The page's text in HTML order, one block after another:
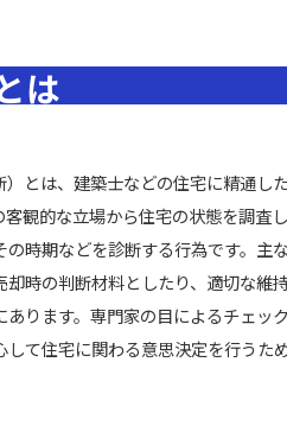
は
とは、建築士などの住宅に精通し
観的な立場から住宅の状態を調査
時期などを診断する行為です。主
時の判断材料としたり、適切な維
ります。専門家の目によるチェック
て住宅に関わる意思決定を行うた